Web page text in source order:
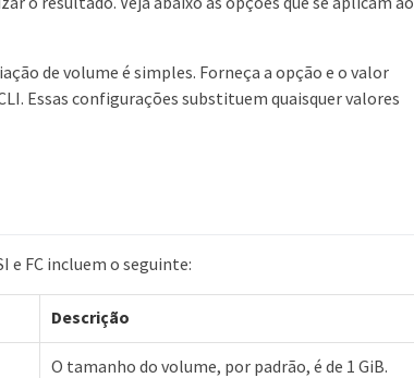
de volume é simples. Forneça a opção e o valor
Essas configurações substituem quaisquer valores
e FC incluem o seguinte:
Descrição
O tamanho do volume, por padrão, é de 1 GiB.